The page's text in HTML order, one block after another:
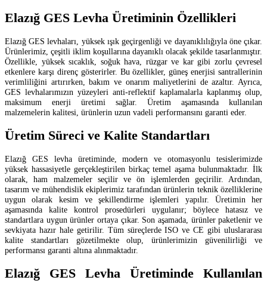
Elazığ GES Levha Üretiminin Özellikleri
Elazığ GES levhaları, yüksek ışık geçirgenliği ve dayanıklılığıyla öne çıkar.
Ürünlerimiz, çeşitli iklim koşullarına dayanıklı olacak şekilde tasarlanmıştır.
Özellikle, yüksek sıcaklık, soğuk hava, rüzgar ve kar gibi zorlu çevresel
etkenlere karşı direnç gösterirler. Bu özellikler, güneş enerjisi santrallerinin
verimliliğini artırırken, bakım ve onarım maliyetlerini de azaltır. Ayrıca,
GES levhalarımızın yüzeyleri anti-reflektif kaplamalarla kaplanmış olup,
maksimum enerji üretimi sağlar. Üretim aşamasında kullanılan
malzemelerin kalitesi, ürünlerin uzun vadeli performansını garanti eder.
Üretim Süreci ve Kalite Standartları
Elazığ GES levha üretiminde, modern ve otomasyonlu tesislerimizde
yüksek hassasiyetle gerçekleştirilen birkaç temel aşama bulunmaktadır. İlk
olarak, ham malzemeler seçilir ve ön işlemlerden geçirilir. Ardından,
tasarım ve mühendislik ekiplerimiz tarafından ürünlerin teknik özelliklerine
uygun olarak kesim ve şekillendirme işlemleri yapılır. Üretimin her
aşamasında kalite kontrol prosedürleri uygulanır; böylece hatasız ve
standartlara uygun ürünler ortaya çıkar. Son aşamada, ürünler paketlenir ve
sevkiyata hazır hale getirilir. Tüm süreçlerde ISO ve CE gibi uluslararası
kalite standartları gözetilmekte olup, ürünlerimizin güvenilirliği ve
performansı garanti altına alınmaktadır.
Elazığ GES Levha Üretiminde Kullanılan